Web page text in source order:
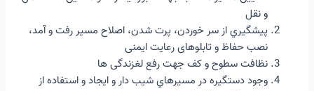
و نقل
پیشگیري از سر خوردن، پرت شدن، اصلاح مسیر رفت و آمد،
نصب حفاظ و تابلوهای رعایت ایمنی
نظافت سطوح و کف جهت رفع لغزندگی ها
وجود دستگیره در مسیرهاي شیب دار و ایجاد و استفاده از